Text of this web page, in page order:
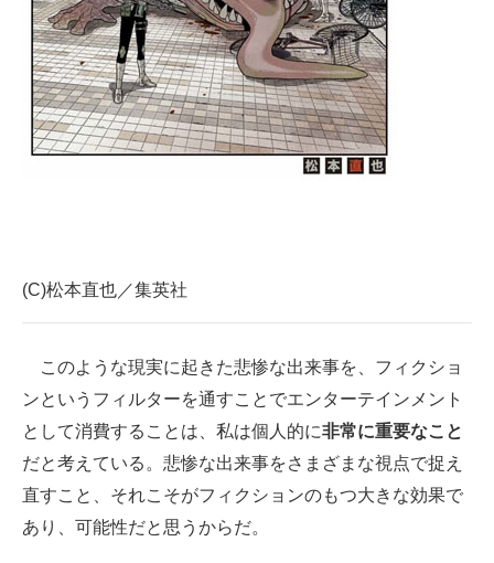
(C)松本直也／集英社
このような現実に起きた悲惨な出来事を、フィクショ
ンというフィルターを通すことでエンターテインメント
として消費することは、私は個人的に非常に重要なこと
だと考えている。悲惨な出来事をさまざまな視点で捉え
直すこと、それこそがフィクションのもつ大きな効果で
あり、可能性だと思うからだ。